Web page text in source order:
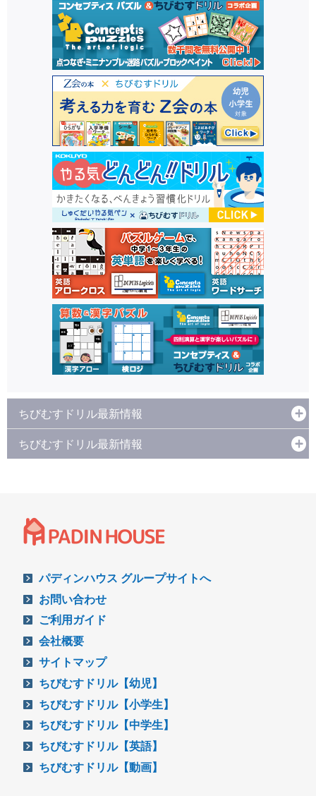
ちびむすドリル最新情報
ちびむすドリル最新情報
パディンハウス グループサイトへ
お問い合わせ
ご利用ガイド
会社概要
サイトマップ
ちびむすドリル【幼児】
ちびむすドリル【小学生】
ちびむすドリル【中学生】
ちびむすドリル【英語】
ちびむすドリル【動画】